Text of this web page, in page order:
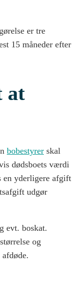
er tre
15 måneder efter
at
bobestyrer skal
dødsboets værdi
en yderligere afgift
udgør
evt. boskat.
og